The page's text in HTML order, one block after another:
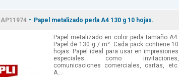
AP11974- Papel metalizado perla A4 130 g 10 hojas.
Papel metalizado en color perla tamaño A4.
Papel de 130 g / m². Cada pack contiene 10
hojas. Papel ideal para usar en impresiones
especiales como invitaciones,
comunicaciones comerciales, cartas, etc.
A...